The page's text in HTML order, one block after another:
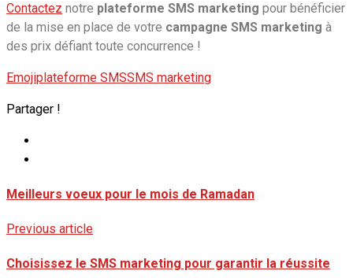
Contactez notre plateforme SMS marketing pour bénéficier
de la mise en place de votre campagne SMS marketing à
des prix défiant toute concurrence !
Emojiplateforme SMSSMS marketing
Partager !
Meilleurs voeux pour le mois de Ramadan
Previous article
Choisissez le SMS marketing pour garantir la réussite